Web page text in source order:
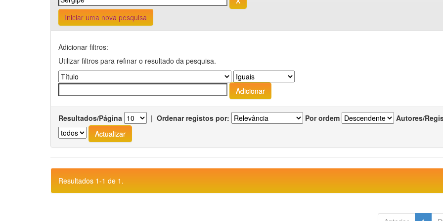
Iniciar uma nova pesquisa
Adicionar filtros:
Utilizar filtros para refinar o resultado da pesquisa.
Resultados/Página | Ordenar registos por: Por ordem Autores/
Resultados 1-1 de 1.